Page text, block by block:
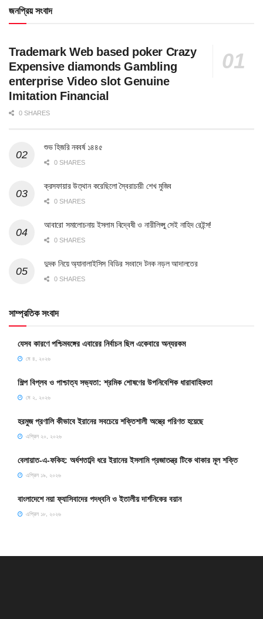
জনপ্রিয় সংবাদ
Trademark Web based poker Crazy
Expensive diamonds Gambling
enterprise Video slot Genuine
Imitation Financial
0 SHARES
শুভ হিজরি নববর্ষ ১৪৪৫
0 SHARES
ক্রসফায়ার উত্থান করেছিলো স্বৈরাচারী শেখ মুজিব
0 SHARES
আবারো সমালোচনায় ইসলাম বিদ্বেষী ও নারীলিপ্সু সেই নাহিদ রেইন্স!
0 SHARES
দুদক নিয়ে অ্যানালাইসিস বিডির সংবাদে টনক নড়ল আদালতের
0 SHARES
সাম্প্রতিক সংবাদ
যেসব কারণে পশ্চিমবঙ্গের এবারের নির্বাচন ছিল একেবারে অন্যরকম
মে ৪, ২০২৬
শিল্প বিপ্লব ও পাশ্চাত্য সভ্যতা: শ্রমিক শোষণের উপনিবেশিক ধারাবাহিকতা
মে ২, ২০২৬
হরমুজ প্রণালি কীভাবে ইরানের সবচেয়ে শক্তিশালী অস্ত্রে পরিণত হয়েছে
এপ্রিল ২০, ২০২৬
বেলায়াত-এ-ফকিহ: অর্ধশতাব্দি ধরে ইরানের ইসলামি প্রজাতন্ত্র টিকে থাকার মূল শক্তি
এপ্রিল ১৯, ২০২৬
বাংলাদেশে নয়া ফ্যাসিবাদের পদধ্বনি ও ইতালীয় দার্শনিকের বয়ান
এপ্রিল ১৮, ২০২৬